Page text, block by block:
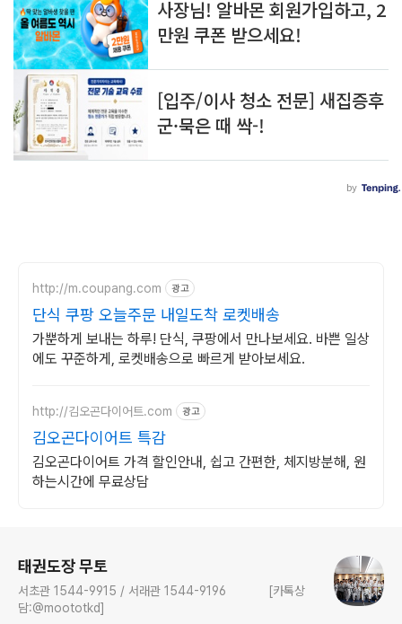
http://m.coupang.com 광고
단식 쿠팡 오늘주문 내일도착 로켓배송
가뿐하게 보내는 하루! 단식, 쿠팡에서 만나보세요. 바쁜 일상
에도 꾸준하게, 로켓배송으로 빠르게 받아보세요.
http://김오곤다이어트.com 광고
김오곤다이어트 특감
김오곤다이어트 가격 할인안내, 쉽고 간편한, 체지방분해, 원
하는시간에 무료상담
태권도장 무토
서초관 1544-9915 / 서래관 1544-9196 [카톡상
담:@moototkd]